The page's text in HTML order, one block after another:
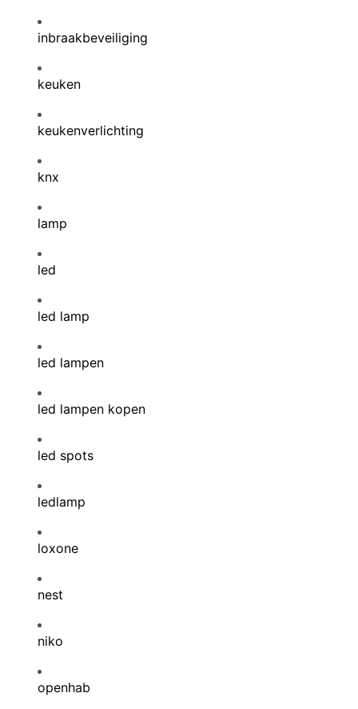
inbraakbeveiliging
keuken
keukenverlichting
knx
lamp
led
led lamp
led lampen
led lampen kopen
led spots
ledlamp
loxone
nest
niko
openhab